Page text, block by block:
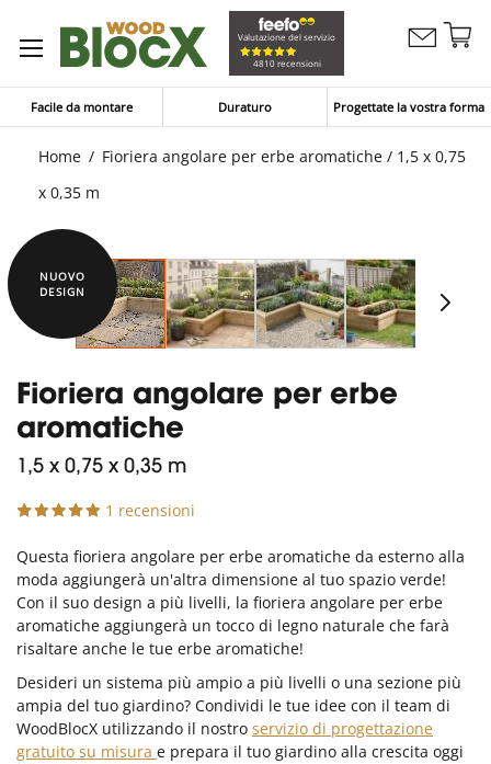
Valutazione del servizio
4810 recensioni
Contattaci
Facile da montare Duraturo Progettate la vostra forma
Home
Fioriera angolare per erbe aromatiche / 1,5 x 0,75
x 0,35 m
Fioriera angolare per erbe
aromatiche
1,5 x 0,75 x 0,35 m
1 recensioni
Questa fioriera angolare per erbe aromatiche da esterno alla
moda aggiungerà un'altra dimensione al tuo spazio verde!
Con il suo design a più livelli, la fioriera angolare per erbe
aromatiche aggiungerà un tocco di legno naturale che farà
risaltare anche le tue erbe aromatiche!
Desideri un sistema più ampio a più livelli o una sezione più
ampia del tuo giardino? Condividi le tue idee con il team di
WoodBlocX utilizzando il nostro servizio di progettazione
gratuito su misura e prepara il tuo giardino alla crescita oggi
NUOVO
DESIGN